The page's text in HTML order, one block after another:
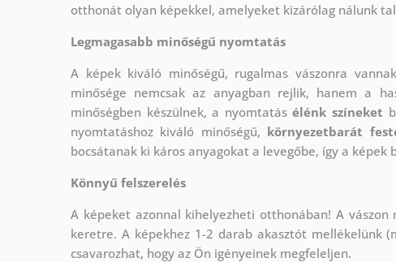
otthonát olyan képekkel, amelyeket kizárólag nálunk
Legmagasabb minőségű nyomtatás
A képek kiváló minőségű, rugalmas vászonra
minősége nemcsak az anyagban rejlik, hanem a
minőségben készülnek, a nyomtatásélénk színeket
nyomtatáshoz kiváló minőségű, környezetbarát
bocsátanak ki káros anyagokat a levegőbe, így a
Könnyű felszerelés
A képeket azonnal kihelyezheti otthonában! A
keretre. A képekhez 1-2 darab akasztót mellékelünk
csavarozhat, hogy az Ön igényeinek megfeleljen.